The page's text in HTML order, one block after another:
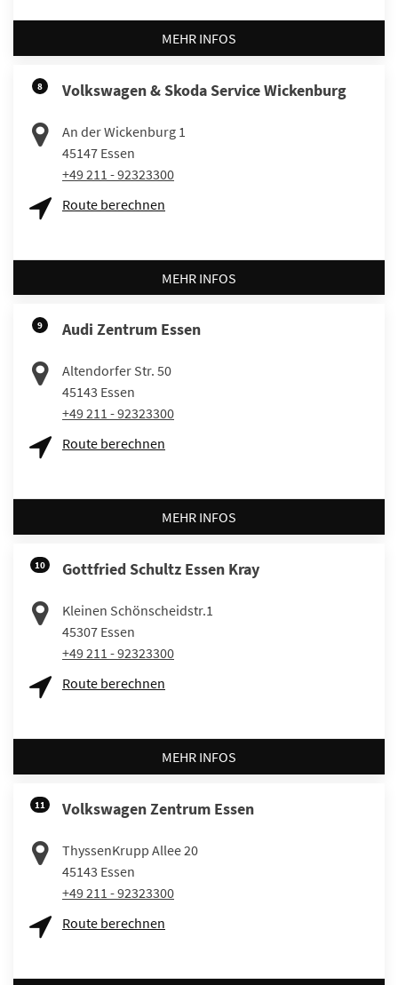
MEHR INFOS
8 Volkswagen & Skoda Service Wickenburg
An der Wickenburg 1
45147 Essen
+49 211 - 92323300
Route berechnen
MEHR INFOS
9 Audi Zentrum Essen
Altendorfer Str. 50
45143 Essen
+49 211 - 92323300
Route berechnen
MEHR INFOS
10 Gottfried Schultz Essen Kray
Kleinen Schönscheidstr.1
45307 Essen
+49 211 - 92323300
Route berechnen
MEHR INFOS
11 Volkswagen Zentrum Essen
ThyssenKrupp Allee 20
45143 Essen
+49 211 - 92323300
Route berechnen